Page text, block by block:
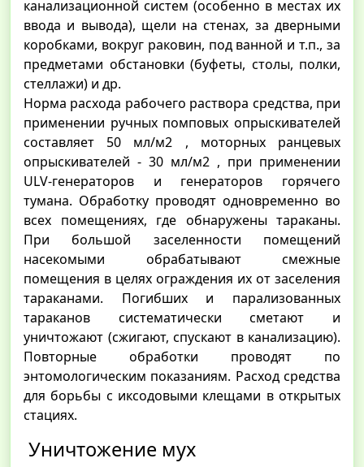
канализационной систем (особенно в местах их
ввода и вывода), щели на стенах, за дверными
коробками, вокруг раковин, под ванной и т.п., за
предметами обстановки (буфеты, столы, полки,
стеллажи) и др.
Норма расхода рабочего раствора средства, при
применении ручных помповых опрыскивателей
составляет 50 мл/м2 , моторных ранцевых
опрыскивателей - 30 мл/м2 , при применении
ULV-генераторов и генераторов горячего
тумана. Обработку проводят одновременно во
всех помещениях, где обнаружены тараканы.
При большой заселенности помещений
насекомыми обрабатывают смежные
помещения в целях ограждения их от заселения
тараканами. Погибших и парализованных
тараканов систематически сметают и
уничтожают (сжигают, спускают в канализацию).
Повторные обработки проводят по
энтомологическим показаниям. Расход средства
для борьбы с иксодовыми клещами в открытых
стациях.
Уничтожение мух